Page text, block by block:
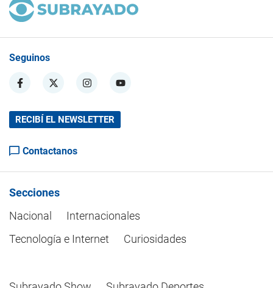
Seguinos
RECIBÍ EL NEWSLETTER
Contactanos
Secciones
Nacional
Internacionales
Tecnología e Internet
Curiosidades